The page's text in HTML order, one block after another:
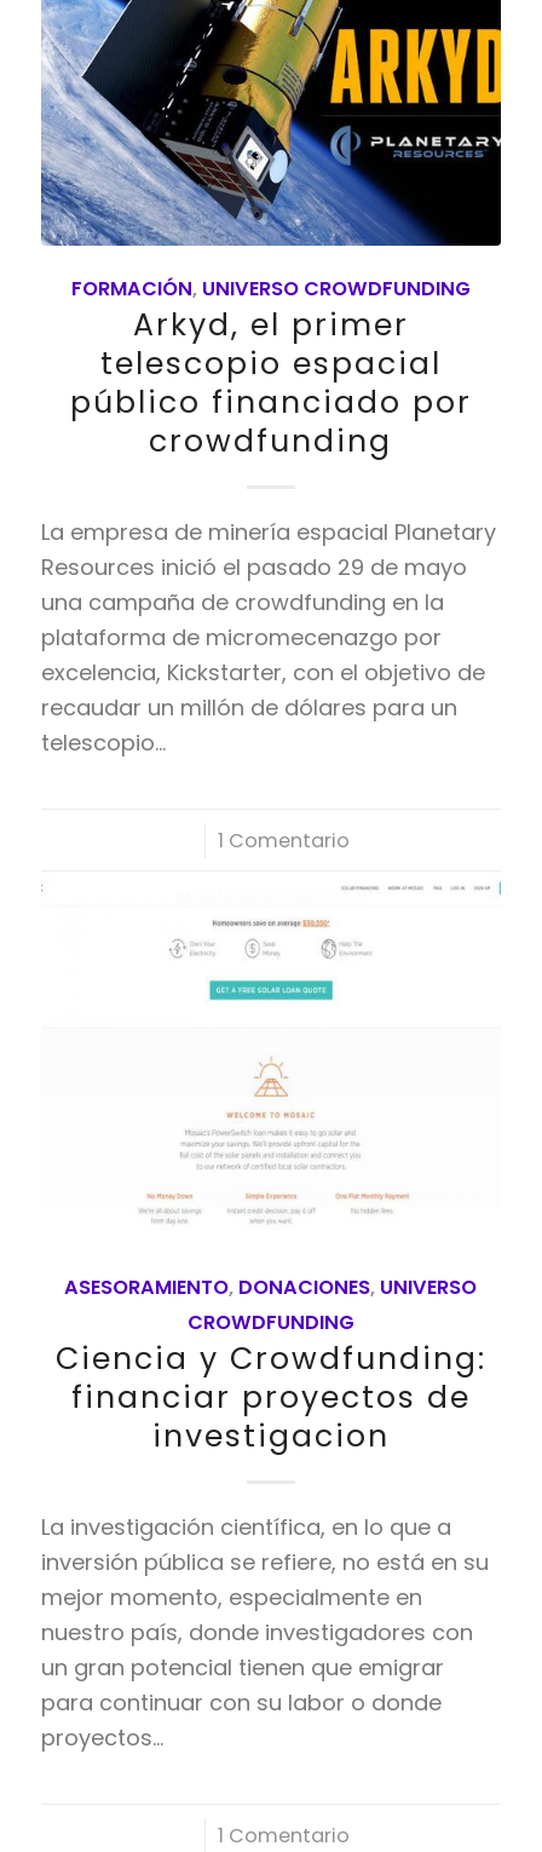
FORMACIÓN, UNIVERSO CROWDFUNDING
Arkyd, el primer
telescopio espacial
público financiado por
crowdfunding
La empresa de minería espacial Planetary
Resources inició el pasado 29 de mayo
una campaña de crowdfunding en la
plataforma de micromecenazgo por
excelencia, Kickstarter, con el objetivo de
recaudar un millón de dólares para un
telescopio…
1 Comentario
ASESORAMIENTO, DONACIONES, UNIVERSO
CROWDFUNDING
Ciencia y Crowdfunding:
financiar proyectos de
investigacion
La investigación científica, en lo que a
inversión pública se refiere, no está en su
mejor momento, especialmente en
nuestro país, donde investigadores con
un gran potencial tienen que emigrar
para continuar con su labor o donde
proyectos…
1 Comentario